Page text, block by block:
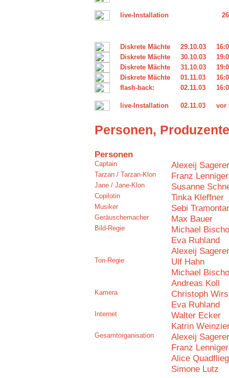
live-Installation
Diskrete Mächte 29.10.03
Diskrete Mächte
30.10.03
Diskrete Mächte
31.10.03
Diskrete Mächte
01.11.03
flash-back:
02.11.03
live-Installation 02.11.03 vor
Personen,
Personen
Captain Alexeij Sagerer
Tarzan / Tarzan-Klon Franz Lenniger
Jane / Jane-Klon Susanne
Copilotin Tinka Kleffner
Musiker Sebi
Geräuschemacher Max Bauer
Bild-Regie
Michael
Eva Ruhland
Alexeij Sagerer
Ton-Regie
Ulf Hahn
Michael
Andreas Koll
Kamera
Christoph
Eva Ruhland
Internet
Walter Ecker
Katrin
Gesamtorganisation
Alexeij Sagerer
Franz Lenniger
Alice Quadflieg
Simone Lutz